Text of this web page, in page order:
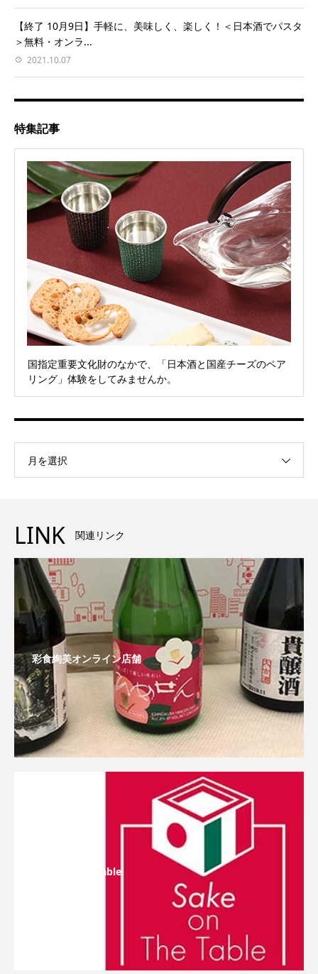
【終了 10月9日】手軽に、美味しく、楽しく！＜日本酒でパスタ
＞無料・オンラ...
2021.10.07
特集記事
国指定重要文化財のなかで、「日本酒と国産チーズのペア
リング」体験をしてみませんか。
月を選択
LINK 関連リンク
彩食絢美オンライン店舗
Sake On The Table